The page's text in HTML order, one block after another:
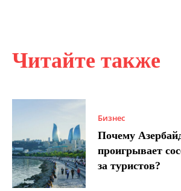
Читайте также
Бизнес
Почему
проигрывает
за туристов?